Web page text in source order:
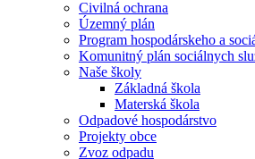
Civilná ochrana
Územný plán
Program hospodárskeho a
Komunitný plán sociálnych
Naše školy
Základná škola
Materská škola
Odpadové hospodárstvo
Projekty obce
Zvoz odpadu